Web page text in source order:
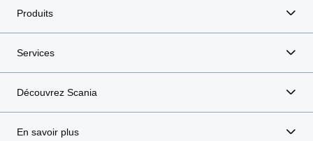
Produits
Services
Découvrez Scania
En savoir plus